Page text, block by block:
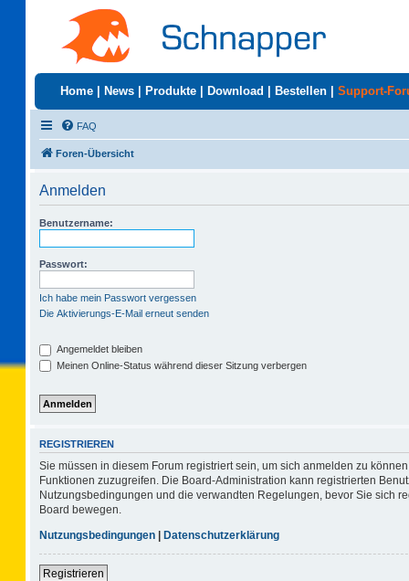
Home News Produkte Download Bestellen Support-
FAQ
Foren-Übersicht
Anmelden
Benutzername:
Passwort:
Ich habe mein Passwort vergessen
Die Aktivierungs-E-Mail erneut senden
Angemeldet bleiben
Meinen Online-Status während dieser Sitzung verbergen
REGISTRIEREN
Sie müssen in diesem Forum registriert sein, um sich anmelden zu
Funktionen zuzugreifen. Die Board-Administration kann registrierten
Nutzungsbedingungen und die verwandten Regelungen, bevor Sie sich
Board bewegen.
Nutzungsbedingungen | Datenschutzerklärung
Registrieren